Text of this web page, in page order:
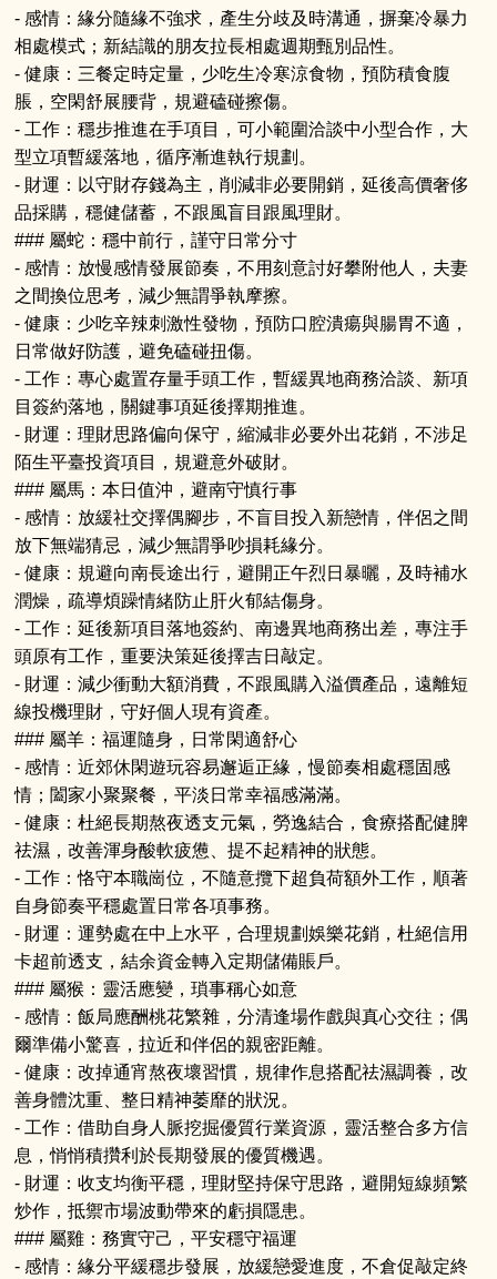
- 感情：緣分隨緣不強求，產生分歧及時溝通，摒棄冷暴力
相處模式；新結識的朋友拉長相處週期甄別品性。
- 健康：三餐定時定量，少吃生冷寒涼食物，預防積食腹
脹，空閑舒展腰背，規避磕碰擦傷。
- 工作：穩步推進在手項目，可小範圍洽談中小型合作，大
型立項暫緩落地，循序漸進執行規劃。
- 財運：以守財存錢為主，削減非必要開銷，延後高價奢侈
品採購，穩健儲蓄，不跟風盲目跟風理財。
### 屬蛇：穩中前行，謹守日常分寸
- 感情：放慢感情發展節奏，不用刻意討好攀附他人，夫妻
之間換位思考，減少無謂爭執摩擦。
- 健康：少吃辛辣刺激性發物，預防口腔潰瘍與腸胃不適，
日常做好防護，避免磕碰扭傷。
- 工作：專心處置存量手頭工作，暫緩異地商務洽談、新項
目簽約落地，關鍵事項延後擇期推進。
- 財運：理財思路偏向保守，縮減非必要外出花銷，不涉足
陌生平臺投資項目，規避意外破財。
### 屬馬：本日值沖，避南守慎行事
- 感情：放緩社交擇偶腳步，不盲目投入新戀情，伴侶之間
放下無端猜忌，減少無謂爭吵損耗緣分。
- 健康：規避向南長途出行，避開正午烈日暴曬，及時補水
潤燥，疏導煩躁情緒防止肝火郁結傷身。
- 工作：延後新項目落地簽約、南邊異地商務出差，專注手
頭原有工作，重要決策延後擇吉日敲定。
- 財運：減少衝動大額消費，不跟風購入溢價產品，遠離短
線投機理財，守好個人現有資產。
### 屬羊：福運隨身，日常閑適舒心
- 感情：近郊休閑遊玩容易邂逅正緣，慢節奏相處穩固感
情；闔家小聚聚餐，平淡日常幸福感滿滿。
- 健康：杜絕長期熬夜透支元氣，勞逸結合，食療搭配健脾
祛濕，改善渾身酸軟疲憊、提不起精神的狀態。
- 工作：恪守本職崗位，不隨意攬下超負荷額外工作，順著
自身節奏平穩處置日常各項事務。
- 財運：運勢處在中上水平，合理規劃娛樂花銷，杜絕信用
卡超前透支，結余資金轉入定期儲備賬戶。
### 屬猴：靈活應變，瑣事稱心如意
- 感情：飯局應酬桃花繁雜，分清逢場作戲與真心交往；偶
爾準備小驚喜，拉近和伴侶的親密距離。
- 健康：改掉通宵熬夜壞習慣，規律作息搭配祛濕調養，改
善身體沈重、整日精神萎靡的狀況。
- 工作：借助自身人脈挖掘優質行業資源，靈活整合多方信
息，悄悄積攢利於長期發展的優質機遇。
- 財運：收支均衡平穩，理財堅持保守思路，避開短線頻繁
炒作，抵禦市場波動帶來的虧損隱患。
### 屬雞：務實守己，平安穩守福運
- 感情：緣分平緩穩步發展，放緩戀愛進度，不倉促敲定終